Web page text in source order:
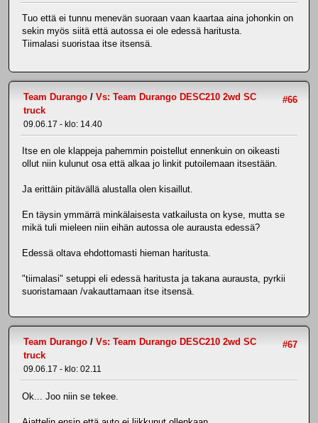
Tuo että ei tunnu menevän suoraan vaan kaartaa aina johonkin on
sekin myös siitä että autossa ei ole edessä haritusta.
Tiimalasi suoristaa itse itsensä.
#66
Team Durango / Vs: Team Durango DESC210 2wd SC
truck
09.06.17 - klo: 14.40
Itse en ole klappeja pahemmin poistellut ennenkuin on oikeasti
ollut niin kulunut osa että alkaa jo linkit putoilemaan itsestään.
Ja erittäin pitävällä alustalla olen kisaillut.
En täysin ymmärrä minkälaisesta vatkailusta on kyse, mutta se
mikä tuli mieleen niin eihän autossa ole aurausta edessä?
Edessä oltava ehdottomasti hieman haritusta.
"tiimalasi" setuppi eli edessä haritusta ja takana aurausta, pyrkii
suoristamaan /vakauttamaan itse itsensä.
#67
Team Durango / Vs: Team Durango DESC210 2wd SC
truck
09.06.17 - klo: 02.11
Ok... Joo niin se tekee.